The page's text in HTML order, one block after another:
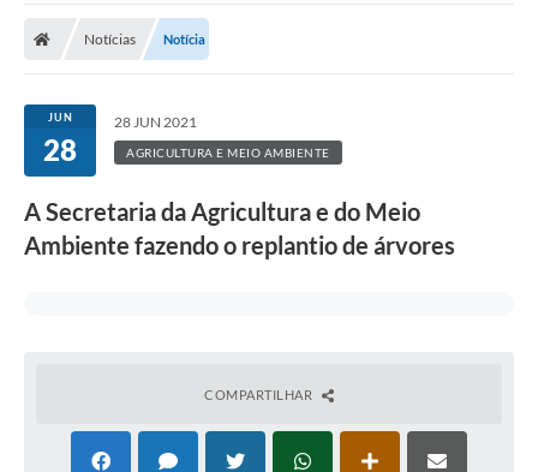
Notícias Notícia
JUN
28
28 JUN 2021
AGRICULTURA E MEIO AMBIENTE
A Secretaria da Agricultura e do Meio
Ambiente fazendo o replantio de árvores
COMPARTILHAR